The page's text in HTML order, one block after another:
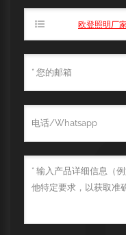
欧登照明厂